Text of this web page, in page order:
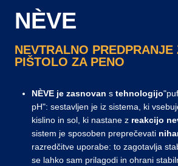
NÈVE
NEVTRALNO PREDPRANJE
PIŠTOLO ZA PENO
NÈVE je zasnovan s tehnologijo
pH": sestavljen je iz sistema, ki
kislino in sol, ki nastane z reakcijo
sistem je sposoben preprečevati
razredčitve uporabe: to zagotavlja
se lahko sam prilagodi in ohrani